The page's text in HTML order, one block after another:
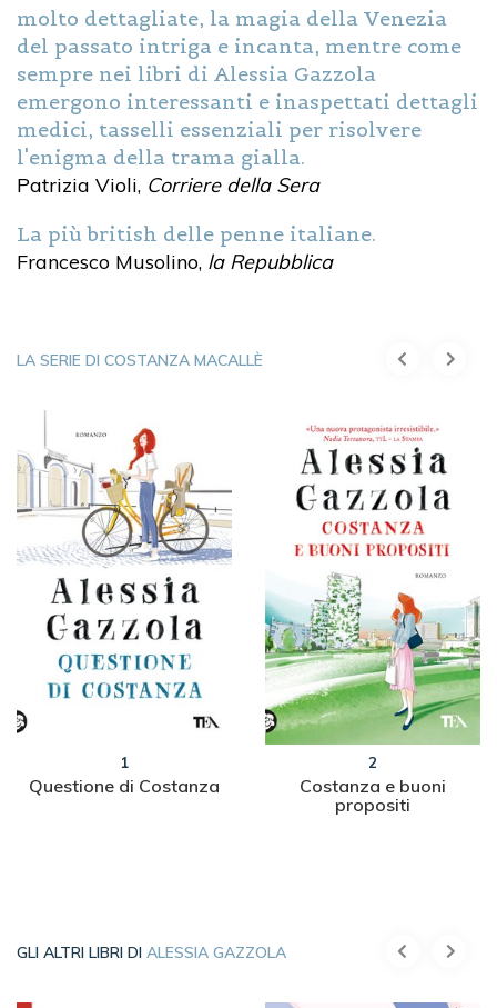
molto dettagliate, la magia della Venezia
del passato intriga e incanta, mentre come
sempre nei libri di Alessia Gazzola
emergono interessanti e inaspettati dettagli
medici, tasselli essenziali per risolvere
l'enigma della trama gialla.
Patrizia Violi, Corriere della Sera
La più british delle penne italiane.
Francesco Musolino, la Repubblica
LA SERIE DI COSTANZA MACALLÈ
1
Questione di Costanza
2
Costanza e buoni
propositi
GLI ALTRI LIBRI DI ALESSIA GAZZOLA